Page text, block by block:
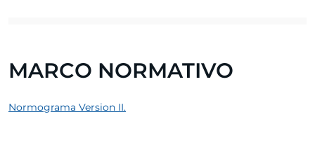
MARCO NORMATIVO
Normograma Version II.